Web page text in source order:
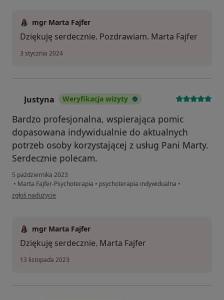
mgr Marta Fajfer
Dziękuję serdecznie. Pozdrawiam. Marta Fajfer
3 stycznia 2024
Justyna Weryfikacja wizyty
Bardzo profesjonalna, wspierająca pomic
dopasowana indywidualnie do aktualnych
potrzeb osoby korzystającej z usług Pani Marty.
Serdecznie polecam.
5 października 2023
• Marta Fajfer-Psychoterapia • psychoterapia indywidualna •
w opinii użytkownika Justyna
zgłoś nadużycie
mgr Marta Fajfer
Dziękuję serdecznie. Marta Fajfer
13 listopada 2023